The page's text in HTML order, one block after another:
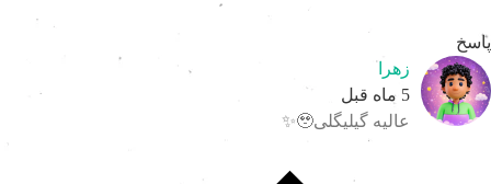
زهرا
5 ماه قبل
عالیه گیلیگلی🥹✨